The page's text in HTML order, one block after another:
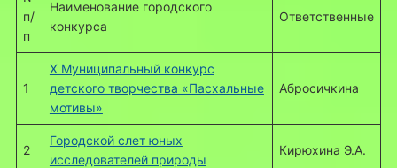
п/
п
Наименование городского
конкурса
Ответственные
1
X Муниципальный конкурс
детского творчества «Пасхальные
мотивы»
Абросичкина
2
Городской слет юных
исследователей природы
Кирюхина Э.А.